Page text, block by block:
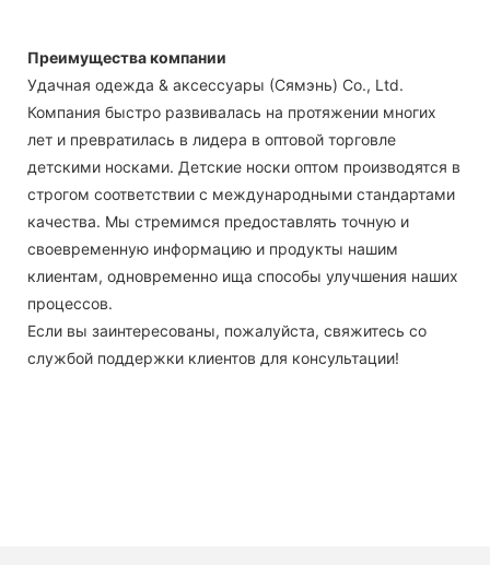
Преимущества компании
Удачная одежда & аксессуары (Сямэнь) Co., Ltd.
Компания быстро развивалась на протяжении многих
лет и превратилась в лидера в оптовой торговле
детскими носками. Детские носки оптом производятся в
строгом соответствии с международными стандартами
качества. Мы стремимся предоставлять точную и
своевременную информацию и продукты нашим
клиентам, одновременно ища способы улучшения наших
процессов.
Если вы заинтересованы, пожалуйста, свяжитесь со
службой поддержки клиентов для консультации!